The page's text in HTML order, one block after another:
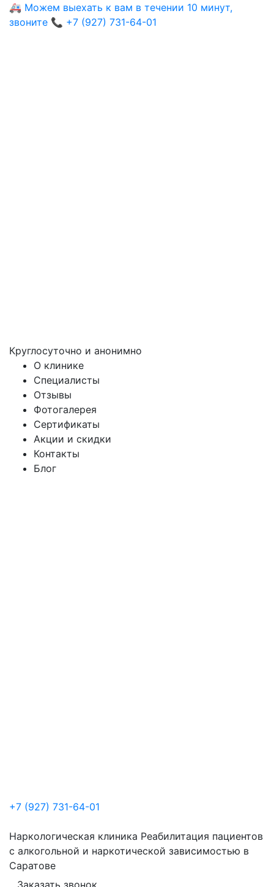
🚑 Можем выехать к вам в течении 10 минут,
звоните 📞 +7 (927) 731-64-01
Круглосуточно и анонимно
О клинике
Специалисты
Отзывы
Фотогалерея
Сертификаты
Акции и скидки
Контакты
Блог
+7 (927) 731-64-01
Наркологическая клиника Реабилитация пациентов
с алкогольной и наркотической зависимостью в
Саратове
Заказать звонок